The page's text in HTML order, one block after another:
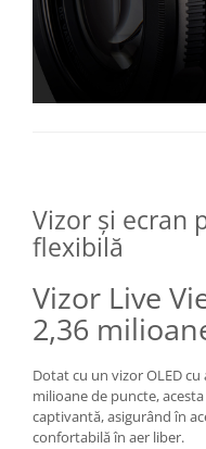
Vizor și ecran
flexibilă
Vizor Live
2,36
Dotat cu un vizor OLED
milioane de puncte,
captivantă, asigurând în
confortabilă în aer liber.